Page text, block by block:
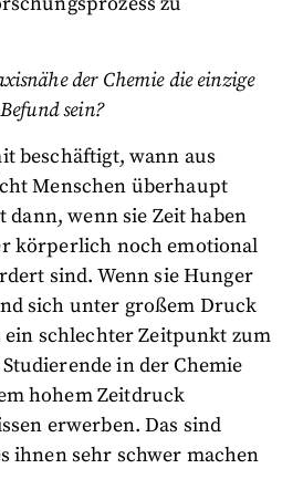
der Chemie die einzige
sein?
beschäftigt, wann aus
Menschen überhaupt
dann, wenn sie Zeit haben
körperlich noch emotional
sind. Wenn sie Hunger
sich unter großem Druck
schlechter Zeitpunkt zum
in der Chemie
hohem Zeitdruck
erwerben. Das sind
ihnen sehr schwer machen